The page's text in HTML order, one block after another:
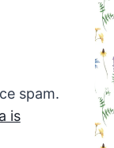
spam.
is